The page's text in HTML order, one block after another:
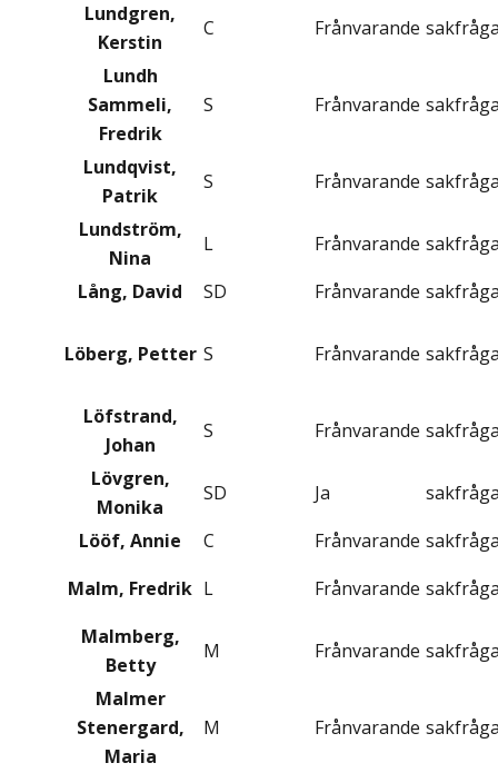
Lundgren,
Kerstin
C Frånvarande
Lundh
Sammeli,
Fredrik
S Frånvarande
Lundqvist,
Patrik
S Frånvarande
Lundström,
Nina
L Frånvarande
Lång, David
SD Frånvarande
Löberg, Petter S Frånvarande
Löfstrand,
Johan
S Frånvarande
Lövgren,
Monika
SD Ja
Lööf, Annie
C Frånvarande
Malm, Fredrik L Frånvarande
Malmberg,
Betty
M Frånvarande
Malmer
Stenergard,
Maria
M Frånvarande